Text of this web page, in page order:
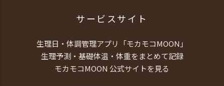
サービスサイト
生理日・体調管理アプリ「モカモコMOON」
生理予測・基礎体温・体重をまとめて記録
モカモコMOON 公式サイトを見る